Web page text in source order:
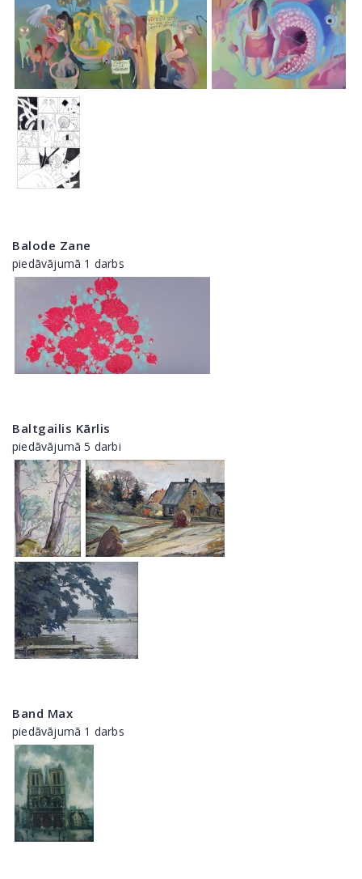
Balode Zane
piedāvājumā 1 darbs
Baltgailis Kārlis
piedāvājumā 5 darbi
Band Max
piedāvājumā 1 darbs